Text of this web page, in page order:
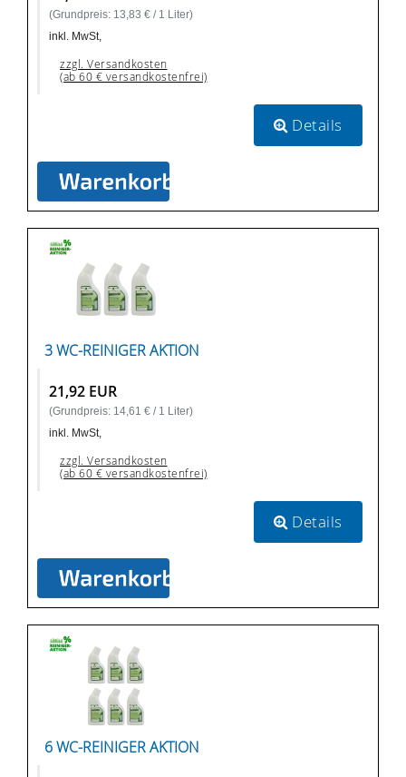
(Grundpreis: 13,83 € / 1 Liter)
inkl. MwSt,
zzgl. Versandkosten
(ab 60 € versandkostenfrei)
Details
3 WC-REINIGER AKTION
21,92 EUR
(Grundpreis: 14,61 € / 1 Liter)
inkl. MwSt,
zzgl. Versandkosten
(ab 60 € versandkostenfrei)
Details
6 WC-REINIGER AKTION